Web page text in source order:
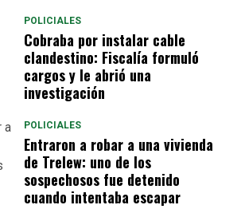
POLICIALES
Cobraba por instalar cable
clandestino: Fiscalía formuló
cargos y le abrió una
investigación
POLICIALES
Entraron a robar a una vivienda
de Trelew: uno de los
sospechosos fue detenido
cuando intentaba escapar